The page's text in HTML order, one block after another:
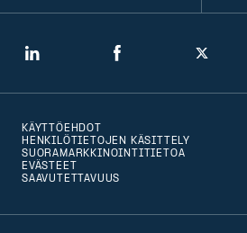
LinkedIn Facebook Twitter
KÄYTTÖEHDOT
HENKILÖTIETOJEN KÄSITTELY
SUORAMARKKINOINTITIETOA
EVÄSTEET
SAAVUTETTAVUUS